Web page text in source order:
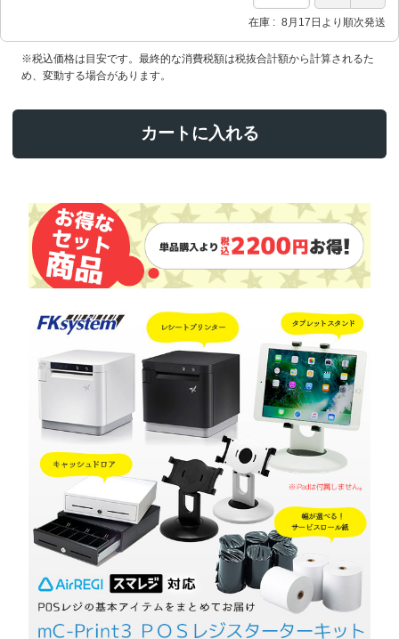
在庫 8月17日より順次発送
※税込価格は目安です。最終的な消費税額は税抜合計額から計算されるた
め、変動する場合があります。
カートに入れる